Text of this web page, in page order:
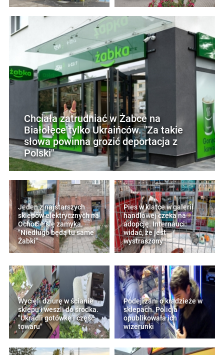
Chciała zatrudniać w Żabce na
Białołęce tylko Ukraińców. "Za takie
słowa powinna grozić deportacja z
Polski"
Jeden z najstarszych
sklepów elektrycznych na
Ochocie się zamyka.
"Niedługo będą tu same
Żabki"
Pies w klatce w galerii
handlowej czeka na
adopcję. Internauci:
widać, że jest
wystraszony
Wycięli dziurę w ścianie
sklepu i weszli do środka.
"Ukradli gotówkę i część
towaru"
Podejrzani o kradzieże w
sklepach. Policja
opublikowała ich
wizerunki